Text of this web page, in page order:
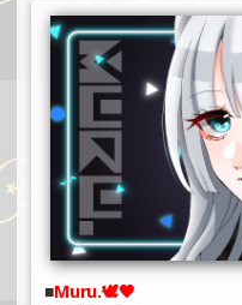
Muru.🕊🖤